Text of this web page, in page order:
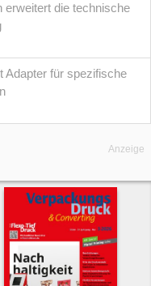
erweitert die technische
Adapter für spezifische
Anzeige